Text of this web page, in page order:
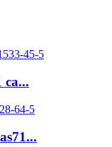
ca...